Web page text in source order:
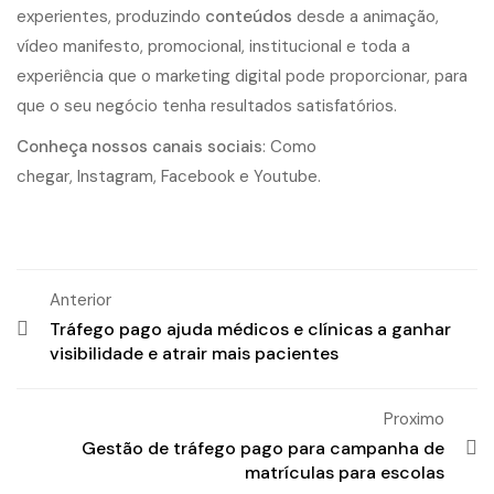
experientes, produzindo conteúdos desde a animação,
vídeo manifesto, promocional, institucional e toda a
experiência que o marketing digital pode proporcionar, para
que o seu negócio tenha resultados satisfatórios.
Conheça nossos canais sociais: Como
chegar, Instagram, Facebook e Youtube.
Anterior
Tráfego pago ajuda médicos e clínicas a ganhar
visibilidade e atrair mais pacientes
Proximo
Gestão de tráfego pago para campanha de
matrículas para escolas